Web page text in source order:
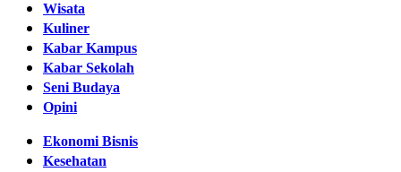
Wisata
Kuliner
Kabar Kampus
Kabar Sekolah
Seni Budaya
Opini
Ekonomi Bisnis
Kesehatan